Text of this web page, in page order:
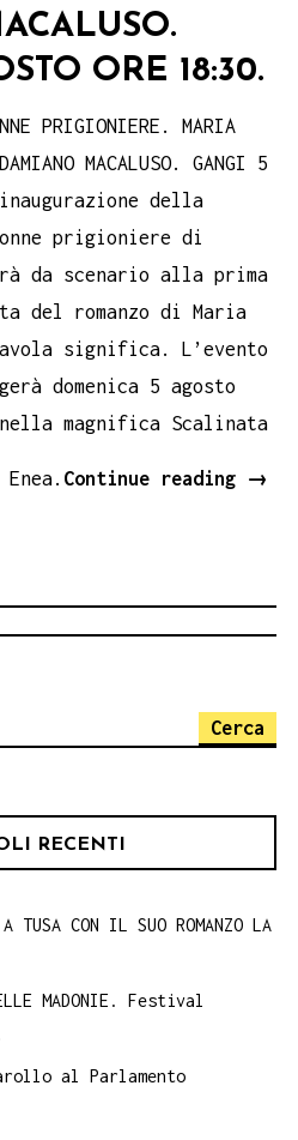
ORE 18:30.
PRIGIONIERE. MARIA
MACALUSO. GANGI 5
della
prigioniere di
da scenario alla prima
del romanzo di Maria
significa. L’evento
domenica 5 agosto
magnifica Scalinata
Continue reading
E
→
RECENTI
CON IL SUO ROMANZO LA
MADONIE. Festival
al Parlamento